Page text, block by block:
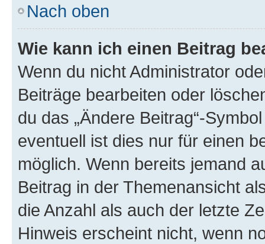
Nach oben
Wie kann ich einen Beitrag
Wenn du nicht Administrator
Beiträge bearbeiten oder
du das „Ändere Beitrag“-
eventuell ist dies nur für einen
möglich. Wenn bereits jemand
Beitrag in der Themenansicht
die Anzahl als auch der letzte
Hinweis erscheint nicht, wenn